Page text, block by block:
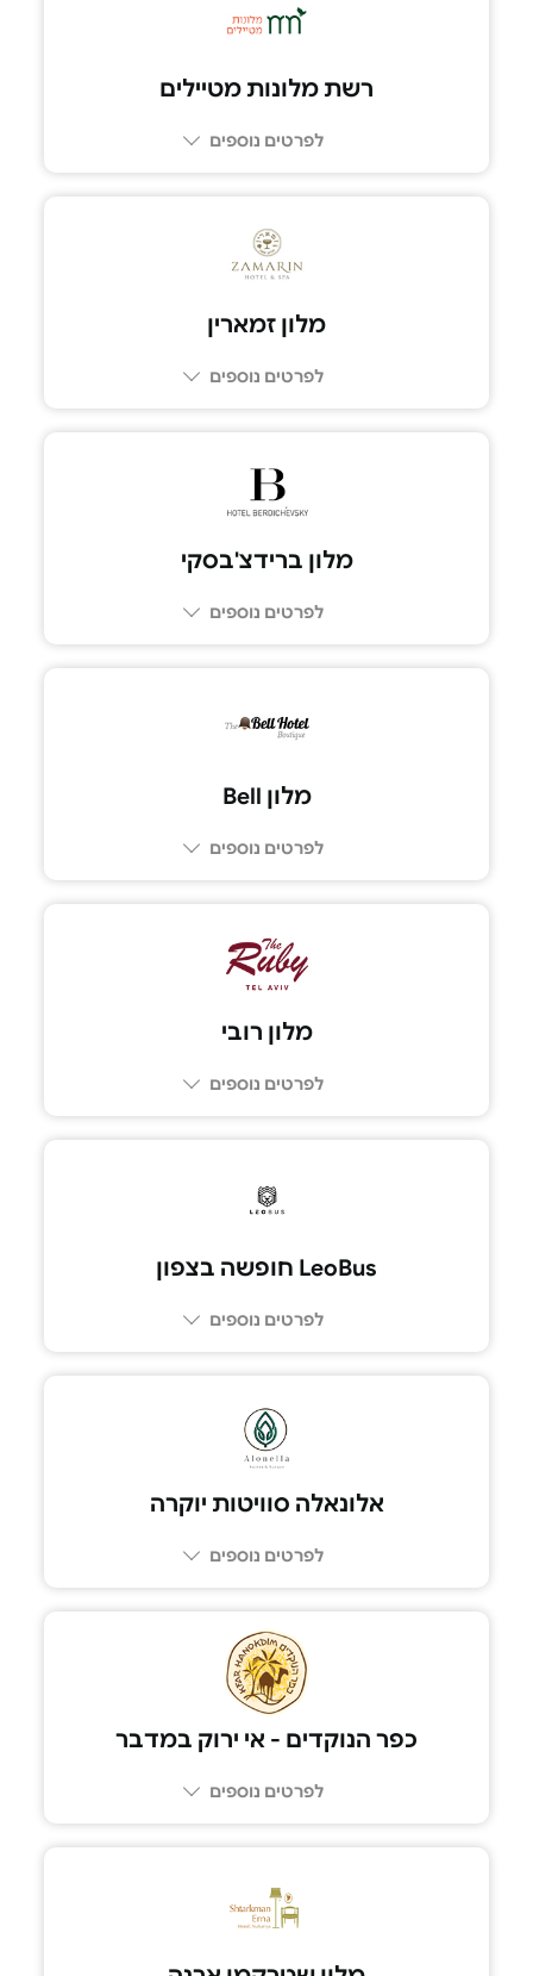
רשת מלונות מטיילים
לפרטים נוספים
מלון זמארין
לפרטים נוספים
מלון ברידצ'בסקי
לפרטים נוספים
מלון Bell
לפרטים נוספים
מלון רובי
לפרטים נוספים
LeoBus חופשה בצפון
לפרטים נוספים
‎אלונאלה סוויטות יוקרה
לפרטים נוספים
כפר הנוקדים - אי ירוק במדבר
לפרטים נוספים